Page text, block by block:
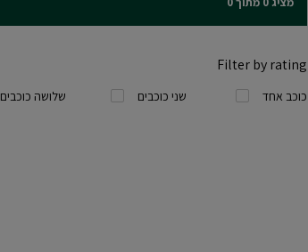
Filter by rating
כוכב אחד שני כוכבים שלושה כוכבים